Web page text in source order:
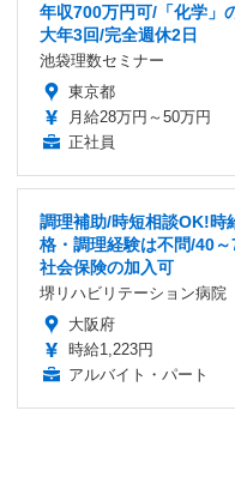
年収700万円可/「化学」
大年3回/完全週休2日
池袋理数セミナー
東京都
月給28万円～50万円
正社員
調理補助/時短相談OK!時
格・調理経験は不問/40
社会保険の加入可
堺リハビリテーション病院
大阪府
時給1,223円
アルバイト・パート